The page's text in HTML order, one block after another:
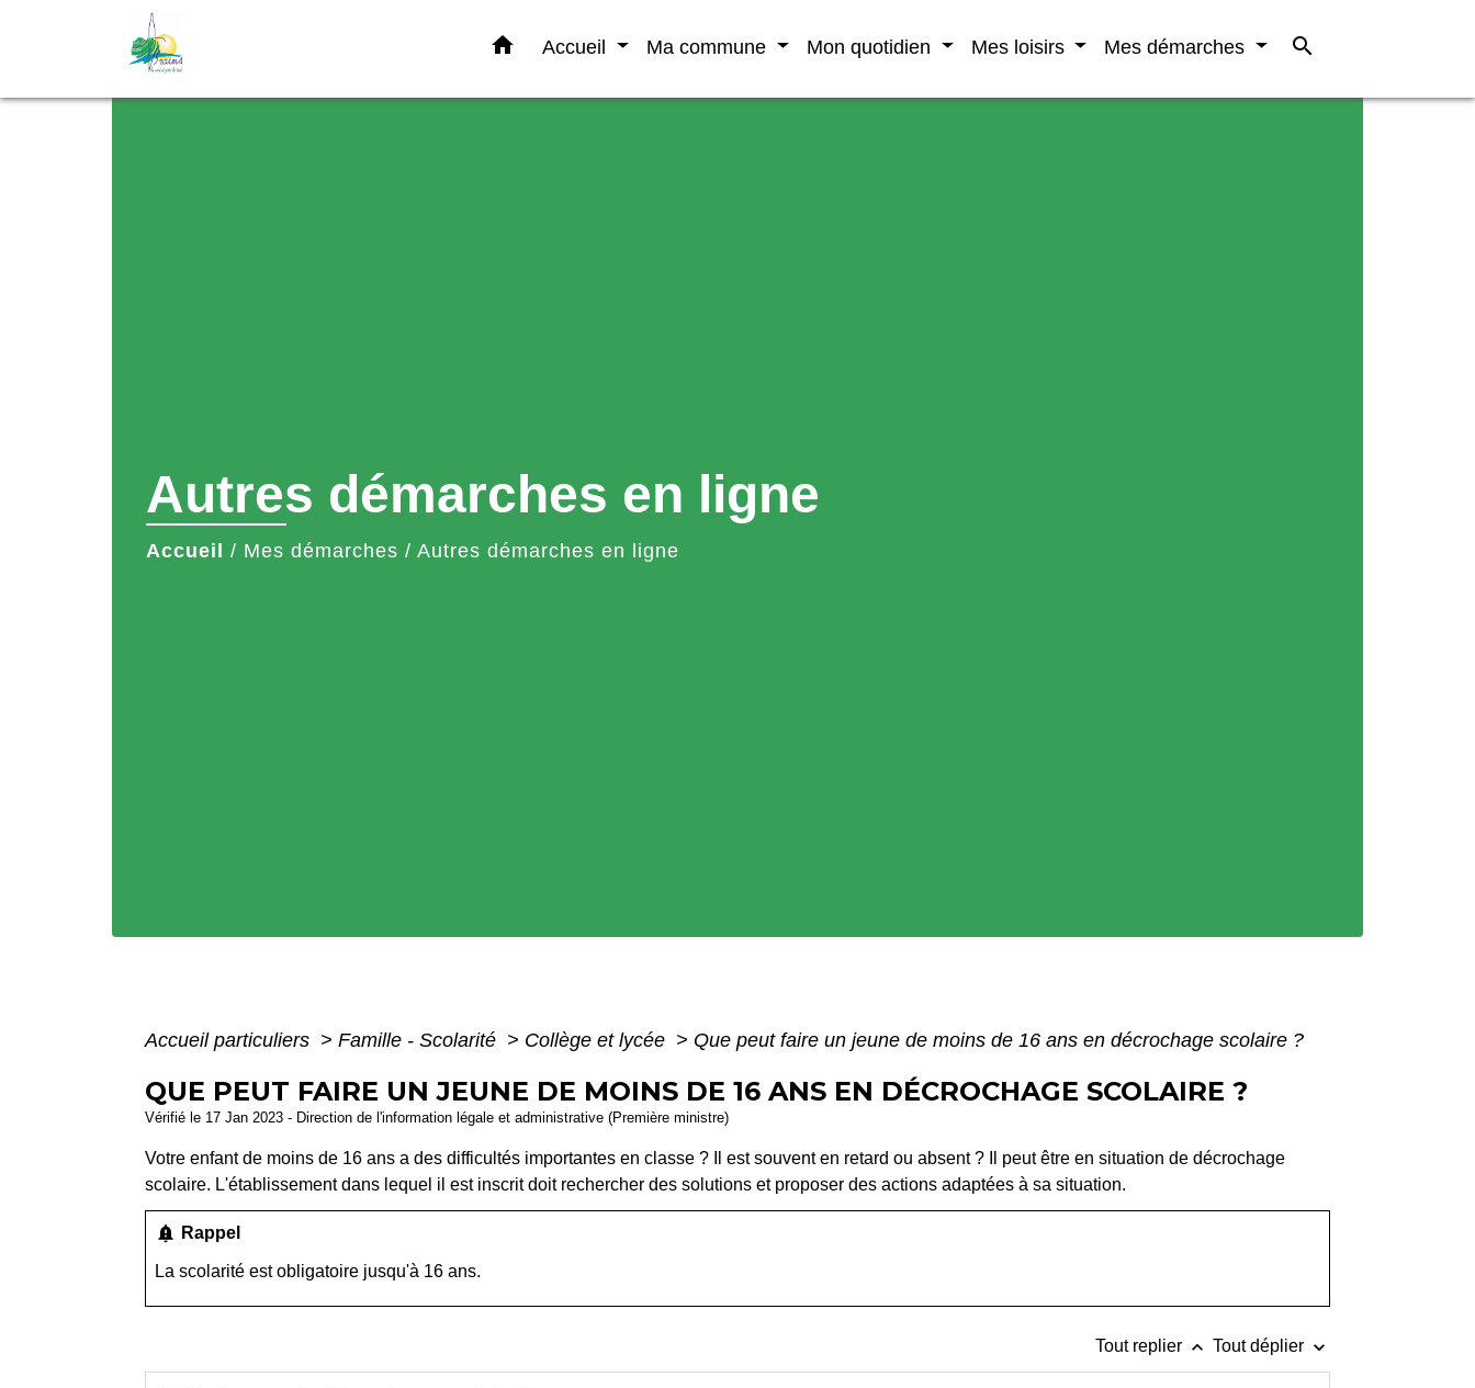
home Accueil Ma commune Mon quotidien Mes loisirs Mes démarches search
Autres démarches en ligne
Accueil / Mes démarches / Autres démarches en ligne
Accueil particuliers > Famille - Scolarité > Collège et lycée > Que peut faire un jeune de moins de 16 ans en décrochage scolaire ?
QUE PEUT FAIRE UN JEUNE DE MOINS DE 16 ANS EN DÉCROCHAGE SCOLAIRE ?
Vérifié le 17 Jan 2023 - Direction de l'information légale et administrative (Première ministre)
Votre enfant de moins de 16 ans a des difficultés importantes en classe ? Il est souvent en retard ou absent ? Il peut être en situation de décrochage
scolaire. L'établissement dans lequel il est inscrit doit rechercher des solutions et proposer des actions adaptées à sa situation.
notification_important Rappel
La scolarité est obligatoire jusqu'à 16 ans.
Tout replier keyboard_arrow_up Tout déplier keyboard_arrow_down